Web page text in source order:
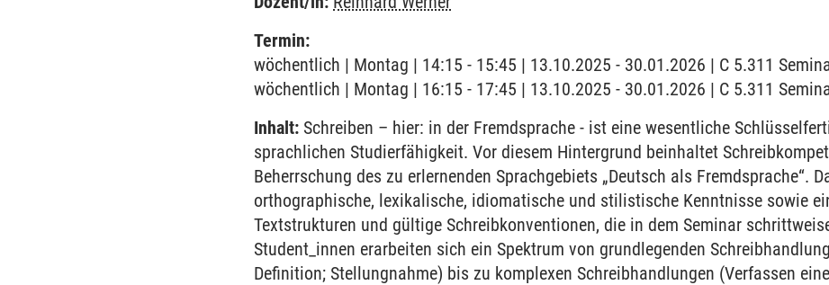
Termin:
wöchentlich | Montag | 14:15 - 15:45 | 13.10.2025 - 30.01.2026 | C 5.311
wöchentlich | Montag | 16:15 - 17:45 | 13.10.2025 - 30.01.2026 | C 5.311
Inhalt: Schreiben – hier: in der Fremdsprache - ist eine wesentliche
sprachlichen Studierfähigkeit. Vor diesem Hintergrund beinhaltet
Beherrschung des zu erlernenden Sprachgebiets „Deutsch als Fremdsprache“.
orthographische, lexikalische, idiomatische und stilistische Kenntnisse sowie
Textstrukturen und gültige Schreibkonventionen, die in dem Seminar
Student_innen erarbeiten sich ein Spektrum von grundlegenden
Definition; Stellungnahme) bis zu komplexen Schreibhandlungen (Verfassen